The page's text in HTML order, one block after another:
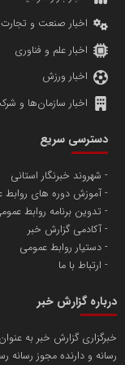
پایگاه اطلاع
تامین آهن اسفنجی
مسعودصادقی
اخبار صنعت و تجارت
اخبار علم و فناوری
اخبار ورزش
اخبار سازمان‌ها و
دسترسی سریع
شهروند خبرنگار استانی
آموزش دوره های روابط
تدوین برنامه روابط
آکادمی گزارش خبر
دستیار روابط عمومی
ارتباط با ما
درباره گزارش خبر
خبرگزاری گزارش خبر به